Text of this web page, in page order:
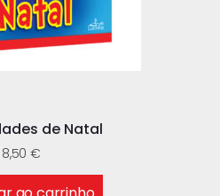
de Natal
8,50€